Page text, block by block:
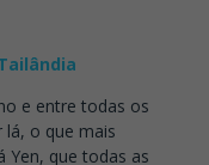
e entre todas os
o que mais
Yen, que todas as